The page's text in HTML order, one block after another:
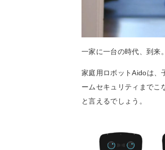
一家に一台の時代、到来。
家庭用ロボットAidoは、
ームセキュリティまでこ
と言えるでしょう。